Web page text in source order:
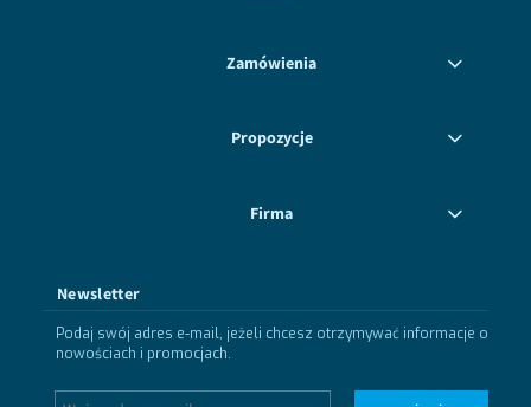
Zamówienia
Propozycje
Firma
Newsletter
Podaj swój adres e-mail, jeżeli chcesz otrzymywać informacje o
nowościach i promocjach.